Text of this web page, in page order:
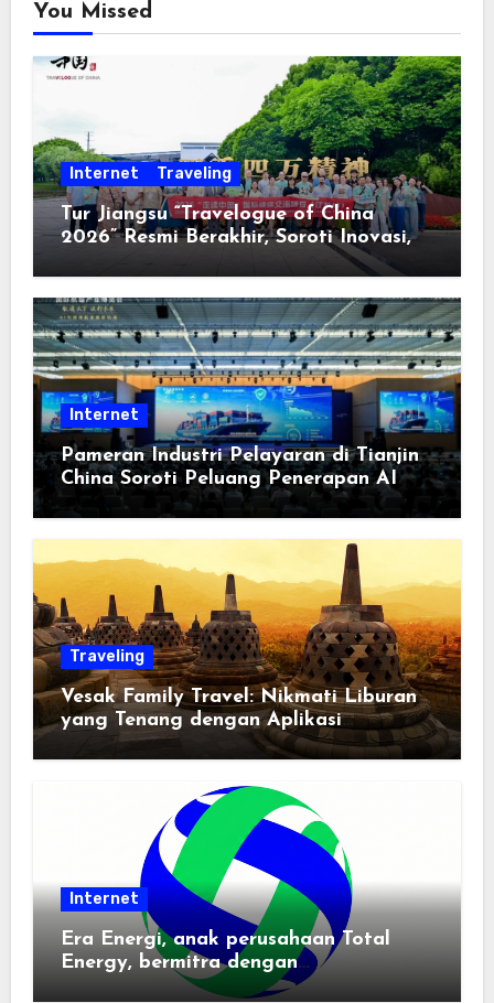
You Missed
Internet Traveling
Tur Jiangsu “Travelogue of China
2026” Resmi Berakhir, Soroti Inovasi,
Keterbukaan, dan Pembangunan
Berorientasi pada Masyarakat
Internet
Pameran Industri Pelayaran di Tianjin
China Soroti Peluang Penerapan AI
Traveling
Vesak Family Travel: Nikmati Liburan
yang Tenang dengan Aplikasi
Pemindai PDF
Internet
Era Energi, anak perusahaan Total
Energy, bermitra dengan
Zhuochuangtong untuk mempercepat